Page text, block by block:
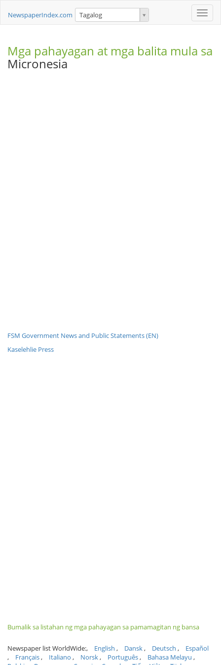
Toggle
NewspaperIndex.com Tagalog
Mga pahayagan at mga balita mula sa
Micronesia
FSM Government News and Public Statements (EN)
Kaselehlie Press
Bumalik sa listahan ng mga pahayagan sa pamamagitan ng bansa
Newspaper list WorldWide: English Dansk Deutsch
Español
Français
Italiano Norsk Português
Bahasa Melayu